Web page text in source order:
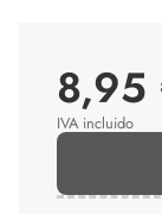
8,95
IVA incluido